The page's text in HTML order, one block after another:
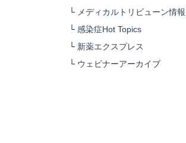
└ メディカルトリビューン情
└ 感染症Hot Topics
└ 新薬エクスプレス
└ ウェビナーアーカイブ